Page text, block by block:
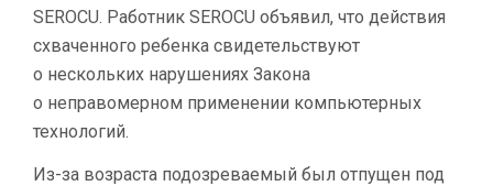
SEROCU. Работник SEROCU объявил, что действия
схваченного ребенка свидетельствуют
о нескольких нарушениях Закона
о неправомерном применении компьютерных
технологий.
Из-за возраста подозреваемый был отпущен под